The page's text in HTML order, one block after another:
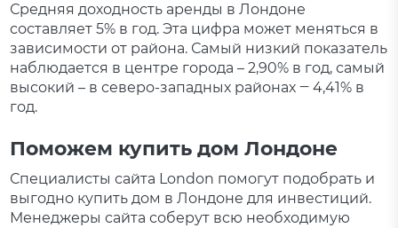
Средняя доходность аренды в Лондоне
составляет 5% в год. Эта цифра может меняться в
зависимости от района. Самый низкий показатель
наблюдается в центре города – 2,90% в год, самый
высокий – в северо-западных районах ‒ 4,41% в
год.
Поможем купить дом Лондоне
Специалисты сайта London помогут подобрать и
выгодно купить дом в Лондоне для инвестиций.
Менеджеры сайта соберут всю необходимую